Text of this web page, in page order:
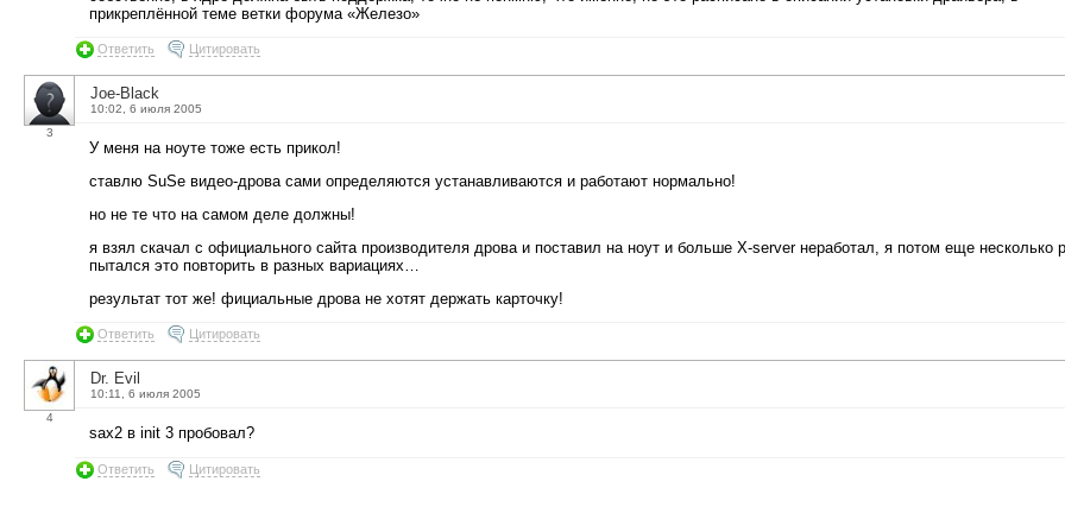
прикреплённой теме ветки форума «Железо»
Ответить Цитировать
3
Joe-Black
10:02, 6 июля 2005
У меня на ноуте тоже есть прикол!
ставлю SuSe видео-дрова сами определяются устанавливаются и работают нормально!
но не те что на самом деле должны!
я взял скачал с официального сайта производителя дрова и поставил на ноут и больше X-server неработал, я потом еще несколько
пытался это повторить в разных вариациях…
результат тот же! фициальные дрова не хотят держать карточку!
Ответить Цитировать
4
Dr. Evil
10:11, 6 июля 2005
sax2 в init 3 пробовал?
Ответить Цитировать